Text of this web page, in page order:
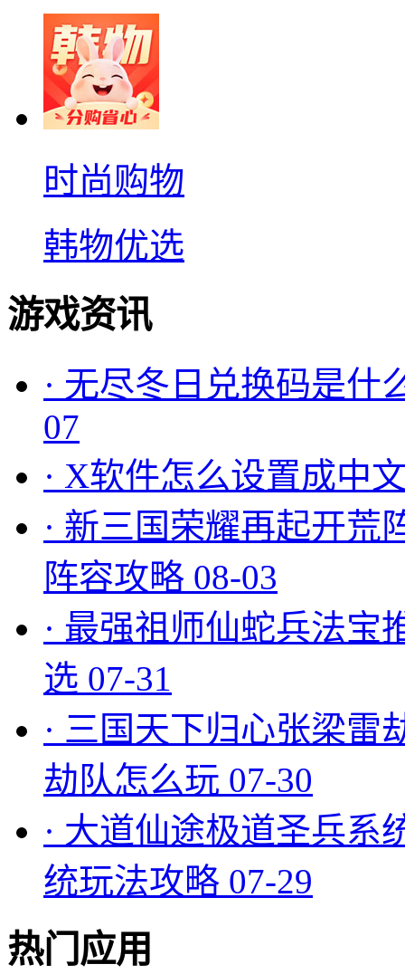
时尚购物
韩物优选
游戏资讯
· 无尽冬日兑换码是什
07
· X软件怎么设置成中
· 新三国荣耀再起开荒
阵容攻略 08-03
· 最强祖师仙蛇兵法宝
选 07-31
· 三国天下归心张梁雷
劫队怎么玩 07-30
· 大道仙途极道圣兵系
统玩法攻略 07-29
热门应用